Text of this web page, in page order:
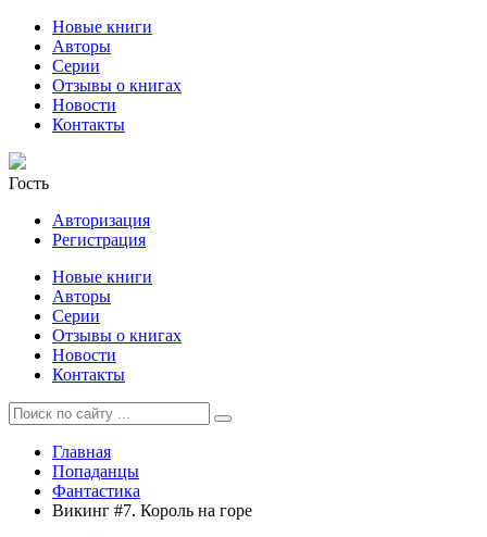
Новые книги
Авторы
Серии
Отзывы о книгах
Новости
Контакты
Гость
Авторизация
Регистрация
Новые книги
Авторы
Серии
Отзывы о книгах
Новости
Контакты
Главная
Попаданцы
Фантастика
Викинг #7. Король на горе